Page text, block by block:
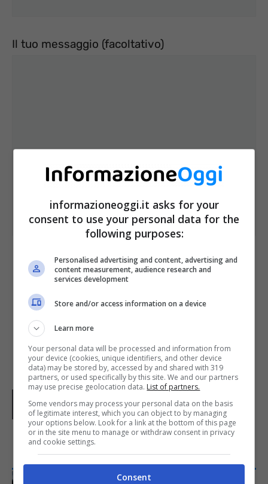
Il tuo messaggio (facoltativo)
Dichiaro di aver preso visione della
normativa sulTrattamento dei dati
personali
Dichiaro di aver preso visione della
normativa sul
personali per l'invio di newsletter.
ARTICOLI RECENTI
ECONOMIA
informazioneoggi.it asks for your
consent to use your personal data for the
following purposes:
Personalised advertising and content, advertising and
content measurement, audience research and
services development
Store and/or access information on a device
Learn more
Your personal data will be processed and information from
your device (cookies, unique identifiers, and other device
data) may be stored by, accessed by and shared with 319
partners, or used specifically by this site. We and our partners
may use precise geolocation data. List of partners.
Some vendors may process your personal data on the basis
of legitimate interest, which you can object to by managing
your options below. Look for a link at the bottom of this page
or in the site menu to manage or withdraw consent in privacy
and cookie settings.
Consent